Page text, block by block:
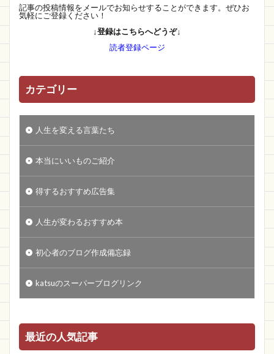
記事の投稿情報をメールでお知らせすることができます。ぜひお
気軽にご登録ください！
↓登録はこちらへどうぞ↓
読者登録ページ
カテゴリー
人生を変える言葉たち
本当にいいものご紹介
得するおすすめ広告集
人生が変わるおすすめ本
初心者のブログ作成備忘録
katsuのスーパーブログリンク
最近の人気記事